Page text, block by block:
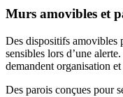
Murs amovibles et
Des dispositifs amovibles
sensibles lors d’une
demandent organisation
Des parois conçues pour